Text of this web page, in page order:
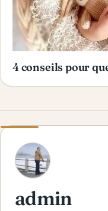
4 conseils pour
A
admin